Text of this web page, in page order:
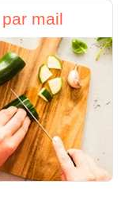
mail